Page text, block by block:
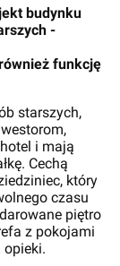
budynku
-
funkcję
starszych,
i mają
Cechą
który
czasu
piętro
z pokojami